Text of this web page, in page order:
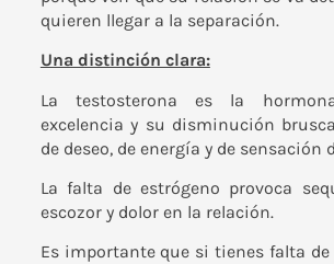
quieren llegar a la separación.
Una distinción clara:
La testosterona es la
excelencia y su disminución
de deseo, de energía y de sensación
La falta de estrógeno provoca
escozor y dolor en la relación.
Es importante que si tienes falta de